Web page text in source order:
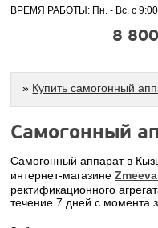
ВРЕМЯ РАБОТЫ: Пн. - Вс. с 9:00
8
» Купить самогонный
Самогонный
Самогонный аппарат в
интернет-магазине
ректификационного
течение 7 дней с момента